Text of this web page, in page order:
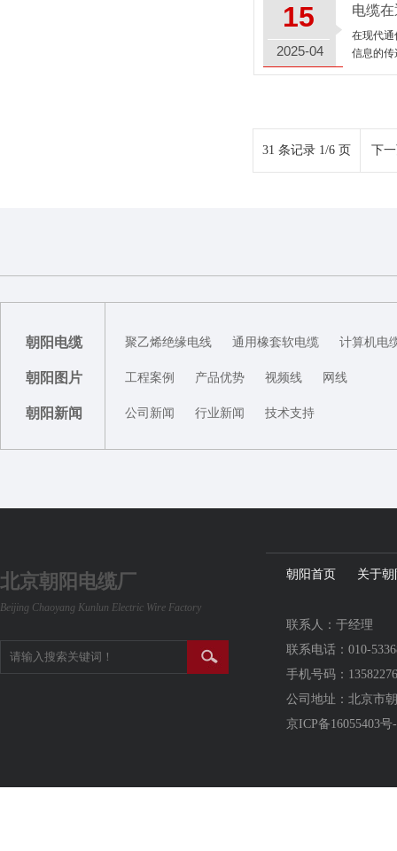
15
2025-04
电缆
在现代通
信息的传
31 条记录 1/6 页 下
朝阳电缆 聚乙烯绝缘电线 通用橡套软电缆 计算机电
朝阳图片 工程案例 产品优势 视频线 网线
朝阳新闻 公司新闻 行业新闻 技术支持
北京朝阳电缆厂
Beijing Chaoyang Kunlun Electric Wire Factory
朝阳首页 关于朝
联系人：于经理
联系电话：010-
手机号码：
公司地址：北京市
京ICP备16055403号